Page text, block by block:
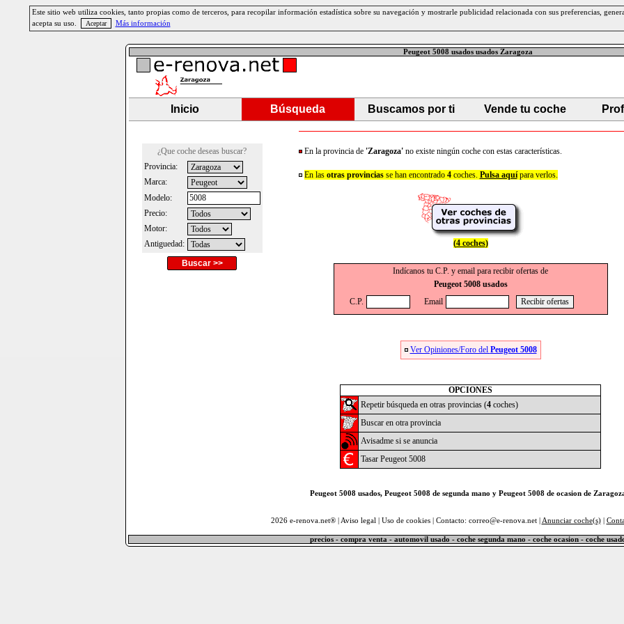
Este sitio web utiliza cookies, tanto propias como de terceros, para recopilar información estadística sobre su navegación y mostrarle publicidad relacionada con sus preferencias,
acepta su uso.
Más información
Peugeot 5008 usados usados Zaragoza
Inicio Búsqueda Buscamos por ti Vende tu coche
¿Que coche deseas buscar?
Provincia:
Marca:
Modelo:
Precio:
Motor:
Antiguedad:
Buscar >>
En la provincia de 'Zaragoza'no existe ningún coche con estas características.
En las otras provinciasse han encontrado 4coches. Pulsa aquípara verlos.
(4 coches)
Indícanos tu C.P. y email para recibir ofertas de
Peugeot 5008 usados
C.P.
Email
Ver Opiniones/Foro del Peugeot 5008
OPCIONES
Repetir búsqueda en otras provincias (4 coches)
Buscar en otra provincia
Avisadme si se anuncia
Tasar Peugeot 5008
Peugeot 5008 usados, Peugeot 5008 de segunda mano y Peugeot 5008 de ocasion de
2026 e-renova.net® | Aviso legal Uso de cookies| Contacto: correo@e-renova.net | Anunciar coche(s)|
precios - compra venta - automovil usado - coche segunda mano - coche ocasion - coche